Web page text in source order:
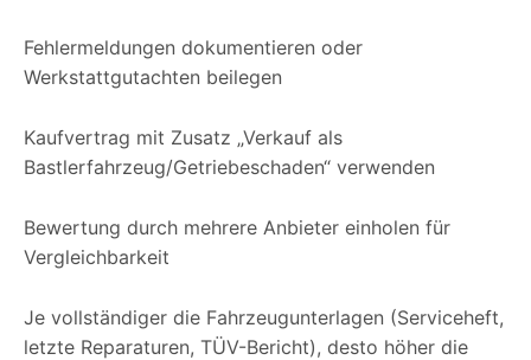
Fehlermeldungen dokumentieren oder
Werkstattgutachten beilegen
Kaufvertrag mit Zusatz „Verkauf als
Bastlerfahrzeug/Getriebeschaden“ verwenden
Bewertung durch mehrere Anbieter einholen für
Vergleichbarkeit
Je vollständiger die Fahrzeugunterlagen (Serviceheft,
letzte Reparaturen, TÜV-Bericht), desto höher die